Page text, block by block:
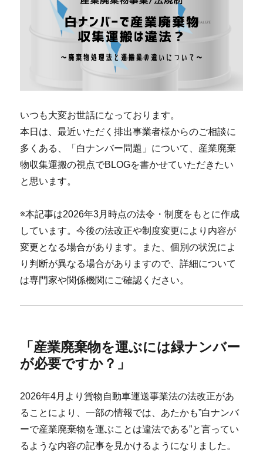
いつも大変お世話になっております。
本日は、最近いただく排出事業者様からのご相談に
多くある、「白ナンバー問題」について、産業廃棄
物収集運搬の視点でBLOGを書かせていただきたい
と思います。
※本記事は2026年3月時点の法令・制度をもとに作成
しています。今後の法改正や制度変更により内容が
変更となる場合があります。また、個別の状況によ
り判断が異なる場合がありますので、詳細について
は専門家や関係機関にご確認ください。
「産業廃棄物を運ぶには緑ナンバー
が必要ですか？」
2026年4月より貨物自動車運送事業法の法改正があ
ることにより、一部の情報では、あたかも”白ナンバ
ーで産業廃棄物を運ぶことは違法である”と言ってい
るような内容の記事を見かけるようになりました。